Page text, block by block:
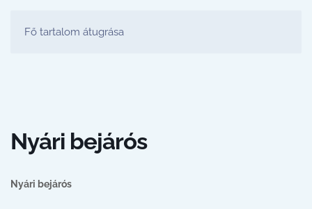
Fő tartalom átugrása
FESTŐ PARTY STÚDIÓ
Nyári bejárós
Nyári bejárós